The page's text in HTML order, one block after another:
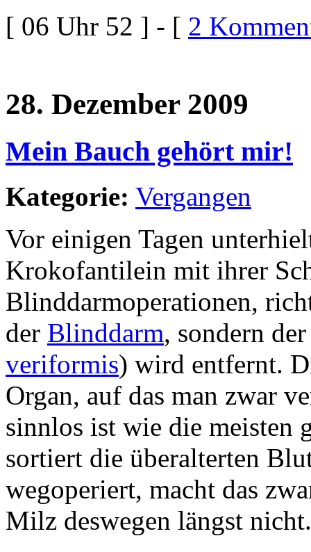
[ 06 Uhr 52 ] - [ 2
28. Dezember 2009
Mein Bauch gehört mir!
Kategorie: Vergangen
Vor einigen Tagen
Krokofantilein mit ihrer
Blinddarmoperationen,
der Blinddarm, sondern
veriformis) wird entfernt.
Organ, auf das man zwar
sinnlos ist wie die meisten
sortiert die überalterten
wegoperiert, macht das
Milz deswegen längst nicht.